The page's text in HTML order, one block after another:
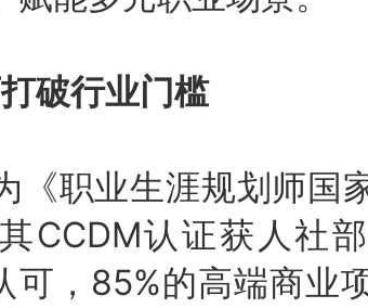
破行业门槛
《职业生涯规划师国
CCDM认证获人社
可，85%的高端商业